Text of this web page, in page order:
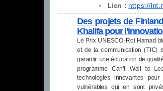
Lien : https://
Des projets de
Khalifa pour
Le Prix UNESCO-Roi Hamad
et de la communication (TIC)
garantir une éducation de
programme Can’t Wait to
technologies innovantes
vulnérables qui en sont